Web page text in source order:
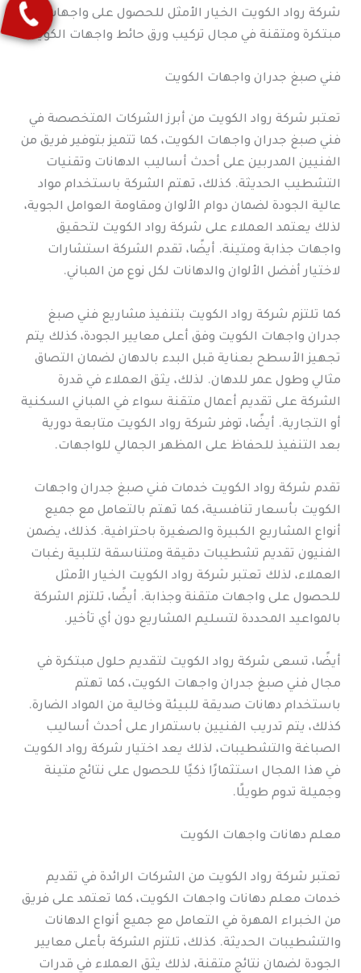
شركة رواد الكويت الخيار الأمثل للحصول على واجهات
مبتكرة ومتقنة في مجال تركيب ورق حائط واجهات الكويت.
فني صبغ جدران واجهات الكويت
تعتبر شركة رواد الكويت من أبرز الشركات المتخصصة في
فني صبغ جدران واجهات الكويت، كما تتميز بتوفير فريق من
الفنيين المدربين على أحدث أساليب الدهانات وتقنيات
التشطيب الحديثة. كذلك، تهتم الشركة باستخدام مواد
عالية الجودة لضمان دوام الألوان ومقاومة العوامل الجوية،
لذلك يعتمد العملاء على شركة رواد الكويت لتحقيق
واجهات جذابة ومتينة. أيضًا، تقدم الشركة استشارات
لاختيار أفضل الألوان والدهانات لكل نوع من المباني.
كما تلتزم شركة رواد الكويت بتنفيذ مشاريع فني صبغ
جدران واجهات الكويت وفق أعلى معايير الجودة، كذلك يتم
تجهيز الأسطح بعناية قبل البدء بالدهان لضمان التصاق
مثالي وطول عمر للدهان. لذلك، يثق العملاء في قدرة
الشركة على تقديم أعمال متقنة سواء في المباني السكنية
أو التجارية. أيضًا، توفر شركة رواد الكويت متابعة دورية
بعد التنفيذ للحفاظ على المظهر الجمالي للواجهات.
تقدم شركة رواد الكويت خدمات فني صبغ جدران واجهات
الكويت بأسعار تنافسية، كما تهتم بالتعامل مع جميع
أنواع المشاريع الكبيرة والصغيرة باحترافية. كذلك، يضمن
الفنيون تقديم تشطيبات دقيقة ومتناسقة لتلبية رغبات
العملاء، لذلك تعتبر شركة رواد الكويت الخيار الأمثل
للحصول على واجهات متقنة وجذابة. أيضًا، تلتزم الشركة
بالمواعيد المحددة لتسليم المشاريع دون أي تأخير.
أيضًا، تسعى شركة رواد الكويت لتقديم حلول مبتكرة في
مجال فني صبغ جدران واجهات الكويت، كما تهتم
باستخدام دهانات صديقة للبيئة وخالية من المواد الضارة.
كذلك، يتم تدريب الفنيين باستمرار على أحدث أساليب
الصباغة والتشطيبات، لذلك يعد اختيار شركة رواد الكويت
في هذا المجال استثمارًا ذكيًا للحصول على نتائج متينة
وجميلة تدوم طويلًا.
معلم دهانات واجهات الكويت
تعتبر شركة رواد الكويت من الشركات الرائدة في تقديم
خدمات معلم دهانات واجهات الكويت، كما تعتمد على فريق
من الخبراء المهرة في التعامل مع جميع أنواع الدهانات
والتشطيبات الحديثة. كذلك، تلتزم الشركة بأعلى معايير
الجودة لضمان نتائج متقنة، لذلك يثق العملاء في قدرات